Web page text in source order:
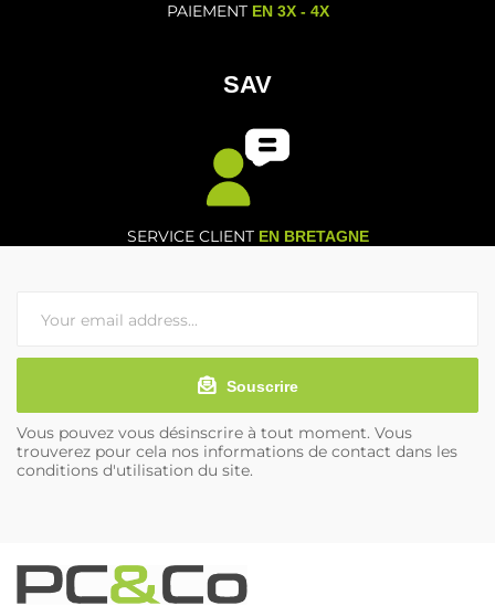
PAIEMENT EN 3X - 4X
SAV
SERVICE CLIENT EN BRETAGNE
Souscrire
Vous pouvez vous désinscrire à tout moment. Vous
trouverez pour cela nos informations de contact dans les
conditions d'utilisation du site.